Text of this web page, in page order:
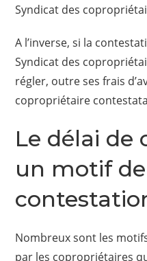
Syndicat des
A l’inverse, si la
Syndicat des
régler, outre ses frais
copropriétaire
Le délai de
un motif de
Nombreux sont les
par les copropriétaires